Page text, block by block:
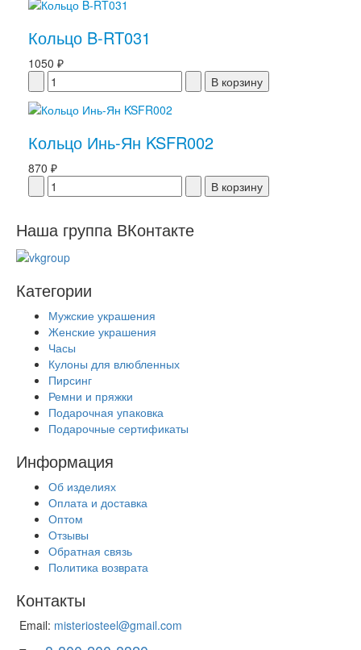
Кольцо B-RT031
1050 ₽
Кольцо Инь-Ян KSFR002
870 ₽
Наша группа ВКонтакте
Категории
Мужские украшения
Женские украшения
Часы
Кулоны для влюбленных
Пирсинг
Ремни и пряжки
Подарочная упаковка
Подарочные сертификаты
Информация
Об изделиях
Оплата и доставка
Оптом
Отзывы
Обратная связь
Политика возврата
Контакты
Email: misteriosteel@gmail.com